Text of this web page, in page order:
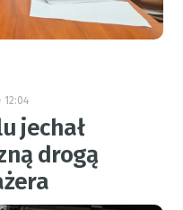
12:04
jechał
drogą